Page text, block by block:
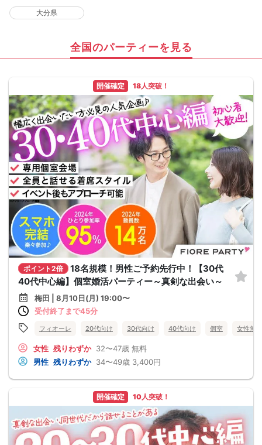
大分県
全国のパーティーを見る
開催確定 18人突破！
ポイント2倍
18名規模！男性ご予約先行中！【30代
40代中心編】個室婚活パーティー～真剣な出会い～
梅田 | 8月10日(月) 19:00〜
受付終了まで45分
フィオーレ 20代向け 30代向け 40代向け 個室 女性無料
女性 残りわずか 32〜47歳 無料
男性 残りわずか 34〜49歳 3,400円
開催確定 10人突破！